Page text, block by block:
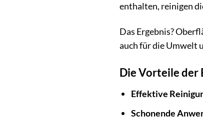
enthalten, reinigen
Das Ergebnis?
auch für die Umwelt
Die Vorteile der
Effektive
Schonende